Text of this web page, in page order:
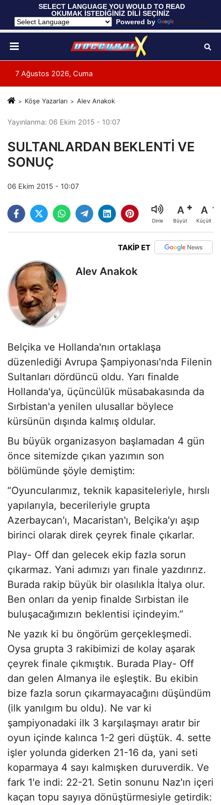
SELECT LANGUAGE YOU WOULD TO READ
OKUMAK İSTEDİĞİNİZ DİLİ SEÇİNİZ
Powered by
Translate
7 Ağustos 2026, Cuma
Köşe Yazarları Alev Anakok
Yayınlanma: 06 Ekim 2015 - 10:07
SULTANLARDAN BEKLENTİ VE
SONUÇ
06 Ekim 2015 - 10:07
Dinle
A
Büyüt
A
Küçült
TAKİP ET
Alev Anakok
Belçika ve Hollanda'nın ortaklaşa
düzenlediği Avrupa Şampiyonası'nda Filenin
Sultanları dördüncü oldu. Yarı finalde
Hollanda'ya, üçüncülük müsabakasında da
Sırbistan'a yenilen ulusallar böylece
kürsünün dışında kalmış oldular.
Bu büyük organizasyon başlamadan 4 gün
önce sitemizde çıkan yazımın son
bölümünde şöyle demiştim:
“Oyuncularımız, teknik kapasiteleriyle, hırslı
yapılarıyla, becerileriyle grupta
Azerbaycan'ı, Macaristan'ı, Belçika'yı aşıp
birinci olarak direk çeyrek finale çıkarlar.
Play- Off dan gelecek ekip fazla sorun
çıkarmaz. Yani adımızı yarı finale yazdırırız.
Burada rakip büyük bir olasılıkla İtalya olur.
Ben onları da yenip finalde Sırbistan ile
buluşacağımızın beklentisi içindeyim.”
Ne yazık ki bu öngörüm gerçekleşmedi.
Oysa grupta 3 rakibimizi de kolay aşarak
çeyrek finale çıkmıştık. Burada Play- Off
dan gelen Almanya ile eşleştik. Bu ekibin
bize fazla sorun çıkarmayacağını düşündüm
(ilk yanılgım bu oldu). Ne var ki
şampiyonadaki ilk 3 karşılaşmayı aratır bir
oyun içinde kalınca 1-2 geri düştük. 4. sette
işler yolunda giderken 21-16 da, yani seti
koparmaya 4 sayı kalmışken duruverdik. Ve
fark 1'e indi: 22-21. Setin sonunu Naz'ın içeri
kaçan topu sayıya dönüştürmesiyle getirdik: